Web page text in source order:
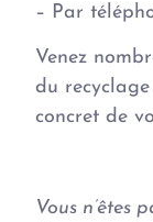
– Par
Venez
du
concret de
Vous n’êtes